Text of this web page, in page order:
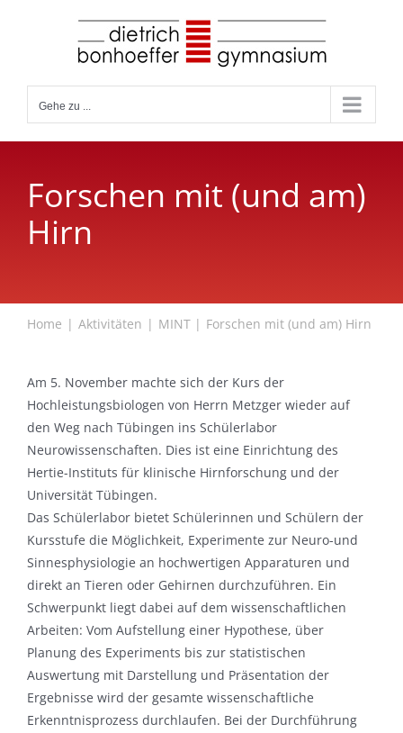
Gehe zu ...
Forschen mit (und am)
Hirn
Home Aktivitäten MINT Forschen mit (und am) Hirn
Am 5. November machte sich der Kurs der
Hochleistungsbiologen von Herrn Metzger wieder auf
den Weg nach Tübingen ins Schülerlabor
Neurowissenschaften. Dies ist eine Einrichtung des
Hertie-Instituts für klinische Hirnforschung und der
Universität Tübingen.
Das Schülerlabor bietet Schülerinnen und Schülern der
Kursstufe die Möglichkeit, Experimente zur Neuro-und
Sinnesphysiologie an hochwertigen Apparaturen und
direkt an Tieren oder Gehirnen durchzuführen. Ein
Schwerpunkt liegt dabei auf dem wissenschaftlichen
Arbeiten: Vom Aufstellung einer Hypothese, über
Planung des Experiments bis zur statistischen
Auswertung mit Darstellung und Präsentation der
Ergebnisse wird der gesamte wissenschaftliche
Erkenntnisprozess durchlaufen. Bei der Durchführung